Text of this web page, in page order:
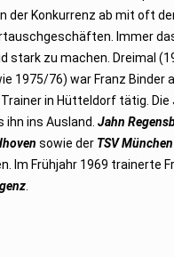
der Konkurrenz ab mit oft
Immer
stark zu machen. Dreimal
1975/76) war Franz Binder
in Hütteldorf tätig. Die
ihn ins Ausland.Jahn
sowie der TSV
Im Frühjahr 1969 trainerte